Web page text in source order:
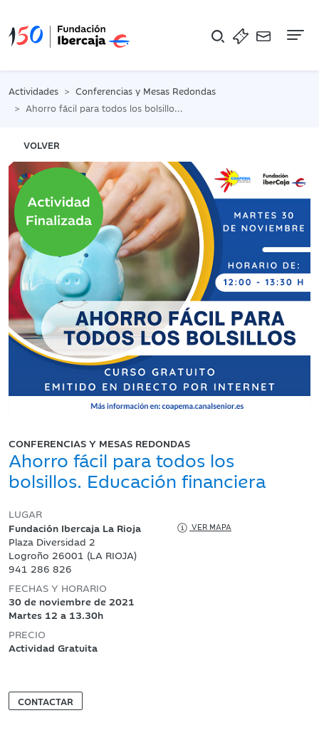
Actividades
Conferencias y Mesas Redondas
Ahorro fácil para todos los bolsillos. Educación financiera
VOLVER
CONFERENCIAS Y MESAS REDONDAS
Ahorro fácil para todos los
bolsillos. Educación financiera
LUGAR
Fundación Ibercaja La Rioja
VER MAPA
Plaza Diversidad 2
Logroño 26001 (LA RIOJA)
941 286 826
FECHAS Y HORARIO
30 de noviembre de 2021
Martes 12 a 13.30h
PRECIO
Actividad Gratuita
CONTACTAR